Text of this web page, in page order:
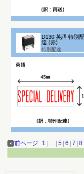
D130 英語 特別配
達 (赤)
特別配達
前ページ 1 … 5 6 7 8